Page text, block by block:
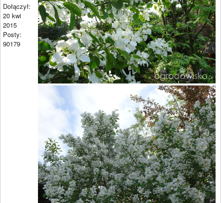
Dołączył:
20 kwi
2015
Posty:
90179